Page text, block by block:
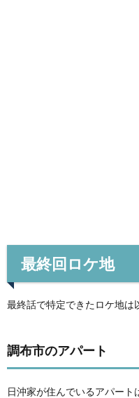
最終回ロケ地
最終話で特定できたロケ地は
調布市のアパート
日沖家が住んでいるアパート